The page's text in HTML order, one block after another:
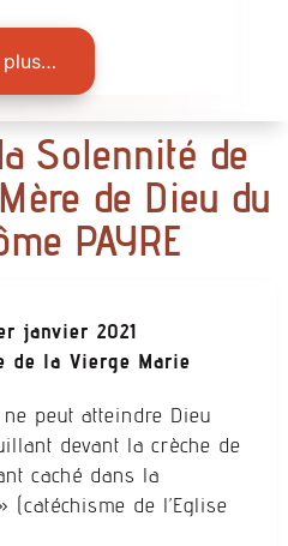
plus…
Solennité de
de Dieu du
PAYRE
janvier 2021
de la Vierge Marie
peut atteindre Dieu
devant la crèche de
caché dans la
(catéchisme de l’Eglise